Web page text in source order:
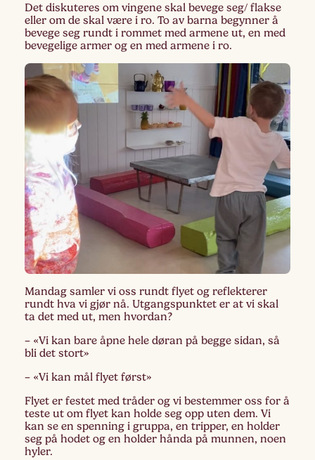
Det diskuteres om vingene skal bevege seg/ flakse
eller om de skal være i ro. To av barna begynner å
bevege seg rundt i rommet med armene ut, en med
bevegelige armer og en med armene i ro.
Mandag samler vi oss rundt flyet og reflekterer
rundt hva vi gjør nå. Utgangspunktet er at vi skal
ta det med ut, men hvordan?
– «Vi kan bare åpne hele døran på begge sidan, så
bli det stort»
– «Vi kan mål flyet først»
Flyet er festet med tråder og vi bestemmer oss for å
teste ut om flyet kan holde seg opp uten dem. Vi
kan se en spenning i gruppa, en tripper, en holder
seg på hodet og en holder hånda på munnen, noen
hyler.